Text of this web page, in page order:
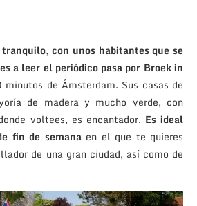
con unos habitantes que se
a leer el periódico pasa por Broek in
minutos de Ámsterdam. Sus casas de
de madera y mucho verde, con
voltees, es encantador. Es ideal
fin de semanaen el que te quieres
de una gran ciudad, así como de